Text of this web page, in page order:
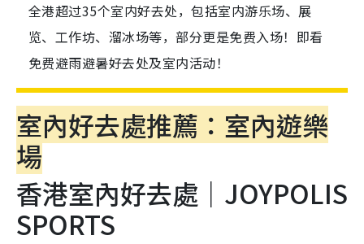
全港超过35个室内好去处，包括室内游乐场、展
览、工作坊、溜冰场等，部分更是免费入场！即看
免费避雨避暑好去处及室内活动！
室內好去處推薦：室內遊樂
場
香港室內好去處｜JOYPOLIS
SPORTS